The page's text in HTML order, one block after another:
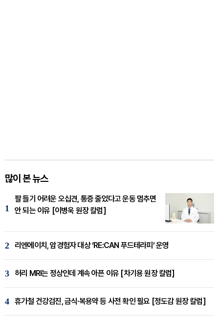
많이 본 뉴스
1
팔 들기 어려운 오십견, 통증 줄었다고 운동 멈추면
안 되는 이유 [이병욱 원장 칼럼]
2 리엔에이치, 암경험자 대상 ‘RE:CAN 푸드테라피’ 운영
3 허리 MRI는 정상인데 계속 아픈 이유 [차기용 원장 칼럼]
4 휴가철 건강검진, 금식·복용약 등 사전 확인 필요 [정도감 원장 칼럼]